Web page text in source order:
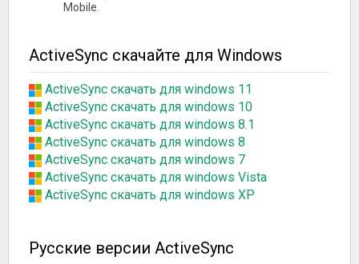
Mobile.
ActiveSync скачайте для Windows
ActiveSync скачать для windows 11
ActiveSync скачать для windows 10
ActiveSync скачать для windows 8.1
ActiveSync скачать для windows 8
ActiveSync скачать для windows 7
ActiveSync скачать для windows Vista
ActiveSync скачать для windows XP
Русские версии ActiveSync